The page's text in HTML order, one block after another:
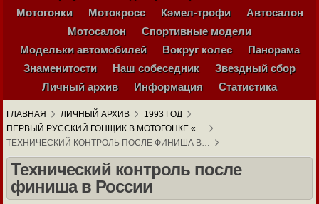
Мотогонки
Мотокросс Кэмел-трофи
Автосалон
Мотосалон
Спортивные модели
Модельки автомобилей
Вокруг колес
Панорама
Знаменитости
Наш собеседник
Звездный сбор
Личный архив
Информация Статистика
ГЛАВНАЯ ЛИЧНЫЙ АРХИВ
1993 ГОД
ПЕРВЫЙ РУССКИЙ ГОНЩИК В МОТОГОНКЕ «…
ТЕХНИЧЕСКИЙ КОНТРОЛЬ ПОСЛЕ ФИНИША В…
Технический контроль после
финиша в России